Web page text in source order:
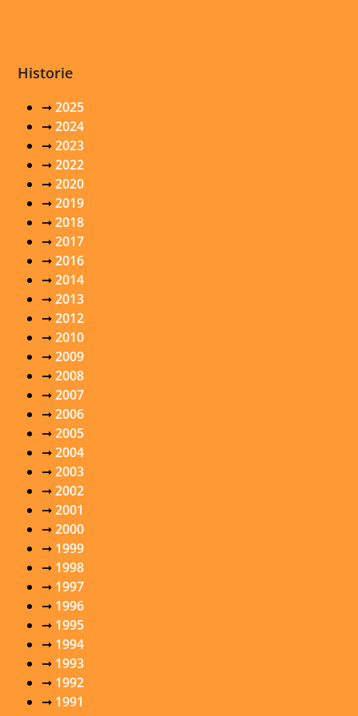
Historie
➞2025
➞2024
➞2023
➞2022
➞2020
➞2019
➞2018
➞2017
➞2016
➞2014
➞2013
➞2012
➞2010
➞2009
➞2008
➞2007
➞2006
➞2005
➞2004
➞2003
➞2002
➞2001
➞2000
➞ 1999
➞ 1998
➞ 1997
➞ 1996
➞ 1995
➞ 1994
➞ 1993
➞ 1992
➞ 1991